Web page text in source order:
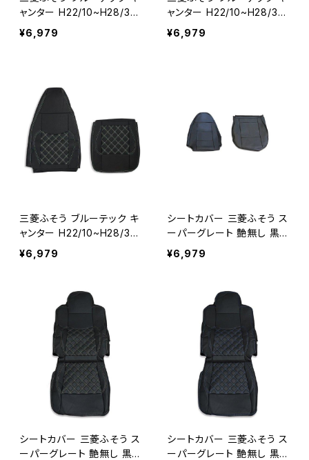
ャンター H22/10~H28/3
シートカバー 艶無し 黒 運
転席 ダイヤモンドブルース
¥6,979
ャンター H22/10~H28/3
シートカバー 艶無し 黒 運
転席 ダイヤモンドレッドステ
¥6,979
三菱ふそう ブルーテック キ
ャンター H22/10~H28/3
シートカバー 艶無し 黒 運
転席 ダイヤモンドホワイト
¥6,979
シートカバー 三菱ふそう ス
ーパーグレート 艶無し 黒レ
ザー 助手席 左側 トラック
パンチング レザー AP-CV0
¥6,979
シートカバー 三菱ふそう ス
ーパーグレート 艶無し 黒レ
シートカバー 三菱ふそう ス
ーパーグレート 艶無し 黒レ